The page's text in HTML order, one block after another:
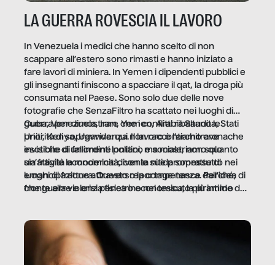
LA GUERRA ROVESCIA IL LAVORO
In Venezuela i medici che hanno scelto di non
scappare all’estero sono rimasti e hanno iniziato a
fare lavori di miniera. In Yemen i dipendenti pubblici e
gli insegnanti finiscono a spacciare il qat, la droga più
consumata nel Paese. Sono solo due delle nove
fotografie che SenzaFiltro ha scattato nei luoghi di
guerra per dimostrare che i conflitti ribaltano le
priorità di sopravvivenza. Il lavoro è l’architrave
invisibile di un ordine politico e sociale, non solo
un’attività economica: diventa nitida soprattutto nei
luoghi di frattura. Questo reportage nasce dall’idea
che guerre e crisi penetrino nel tessuto più intimo
Cuba, Venezuela, Iran, Yemen, Arabia Saudita, Stati
Uniti, Kenya, Uganda: qui non raccontiamo cronache
esotiche di fallimenti lontani, ma mostriamo quanto
sia fragile la modernità, con le sue promesse di
emancipazione attraverso la competenza. Perché, di
fronte alla violenza fisica o economica, la piramide del